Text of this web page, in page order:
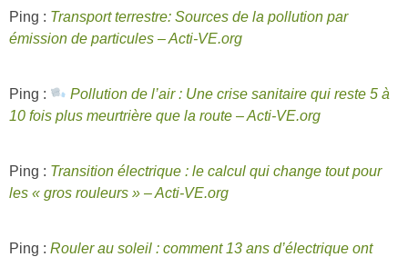
Ping : Transport terrestre: Sources de la pollution par
émission de particules – Acti-VE.org
Ping :
Pollution de l’air : Une crise sanitaire qui reste 5 à
10 fois plus meurtrière que la route – Acti-VE.org
Ping : Transition électrique : le calcul qui change tout pour
les « gros rouleurs » – Acti-VE.org
Ping : Rouler au soleil : comment 13 ans d’électrique ont